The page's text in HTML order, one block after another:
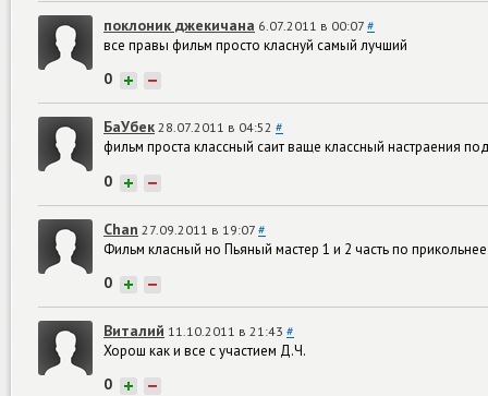
поклоник джекичана 6.07.2011 в 00:07 #
все правы фильм просто класнуй самый лучший
0 + −
БаУбек 28.07.2011 в 04:52 #
фильм проста классный саит ваще классный настраения
0 + −
Chan 27.09.2011 в 19:07 #
Фильм класный но Пьяный мастер 1 и 2 часть по
0 + −
Виталий 11.10.2011 в 21:43 #
Хорош как и все с участием Д.Ч.
0 + −